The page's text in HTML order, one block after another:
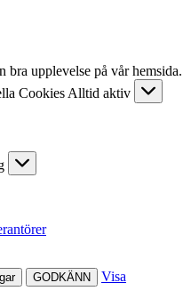
bra upplevelse på vår hemsida.
Cookies Alltid aktiv
GODKÄNN
Visa